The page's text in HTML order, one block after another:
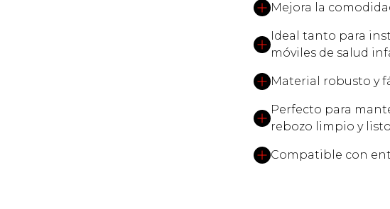
Mejora la
Ideal tanto para
móviles de salud
Material robusto y
Perfecto para
rebozo limpio y
Compatible con